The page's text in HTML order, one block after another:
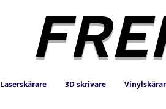
Laserskärare 3D skrivare